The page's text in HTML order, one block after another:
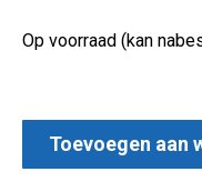
Op voorraad (kan
Toevoegen aan